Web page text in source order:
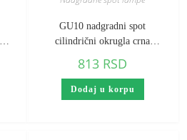
GU10 nadgradni spot
cilindrični okrugla crna
mm)
813 RSD
Dodaj u korpu